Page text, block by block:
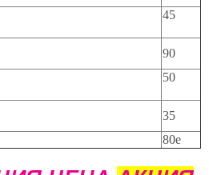
45
90
50
35
80e